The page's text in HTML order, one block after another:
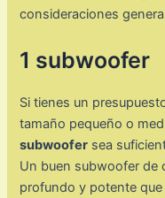
consideraciones
1 subwoofer
Si tienes un
tamaño pequeño o
subwoofer sea
Un buen subwoofer de
profundo y potente